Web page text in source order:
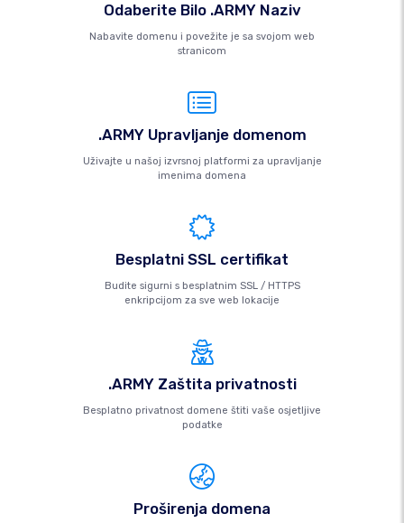
Odaberite Bilo .ARMY Naziv
Nabavite domenu i povežite je sa svojom web
stranicom
.ARMY Upravljanje domenom
Uživajte u našoj izvrsnoj platformi za upravljanje
imenima domena
Besplatni SSL certifikat
Budite sigurni s besplatnim SSL / HTTPS
enkripcijom za sve web lokacije
.ARMY Zaštita privatnosti
Besplatno privatnost domene štiti vaše osjetljive
podatke
Proširenja domena